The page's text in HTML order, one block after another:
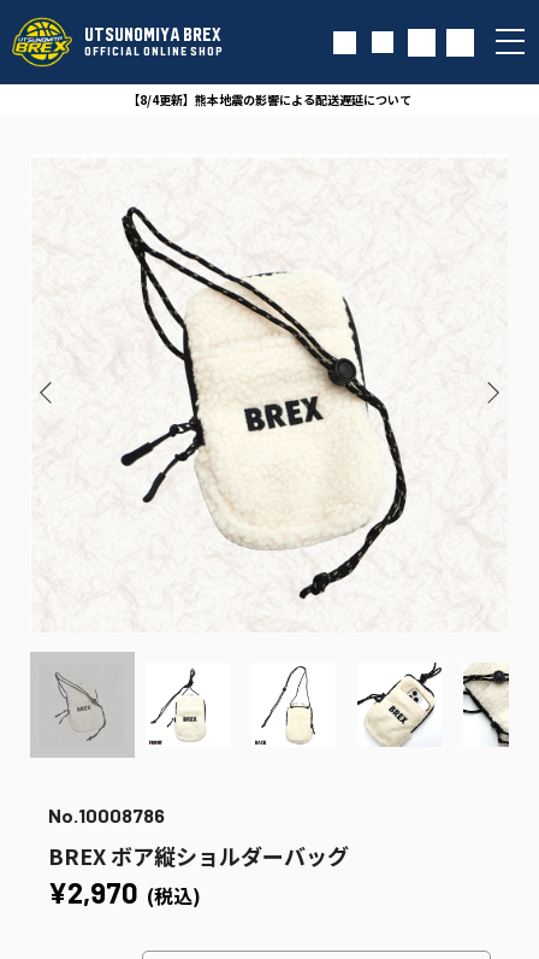
UTSUNOMIYA BREX
OFFICIAL ONLINE SHOP
【8/4更新】熊本地震の影響による配送遅延について
No.10008786
BREX ボア縦ショルダーバッグ
¥2,970 (税込)